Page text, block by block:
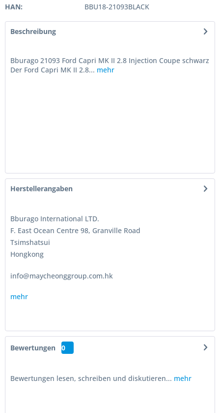
HAN:
BBU18-21093BLACK
Beschreibung
Bburago 21093 Ford Capri MK II 2.8 Injection Coupe schwarz
Der Ford Capri MK II 2.8... mehr
Herstellerangaben
Bburago International LTD.
F. East Ocean Centre 98, Granville Road
Tsimshatsui
Hongkong
info@maycheonggroup.com.hk
mehr
Bewertungen 0
Bewertungen lesen, schreiben und diskutieren... mehr